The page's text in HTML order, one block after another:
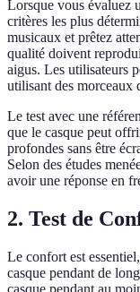
Lorsque vous évaluez
critères les plus
musicaux et prêtez
qualité doivent
aigus. Les utilisateurs
utilisant des morceaux
Le test avec une
que le casque peut
profondes sans être
Selon des études
avoir une réponse en
2. Test de
Le confort est
casque pendant de
casque pendant au